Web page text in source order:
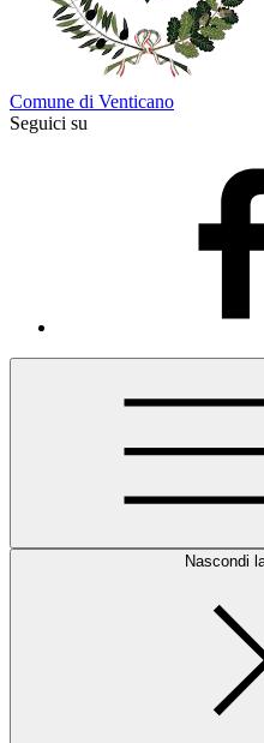
Comune di Venticano
Seguici su
Nascondi